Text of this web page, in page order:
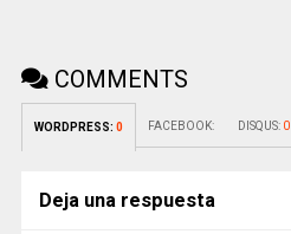
COMMENTS
WORDPRESS: 0 FACEBOOK: DISQUS: 0
Deja una respuesta